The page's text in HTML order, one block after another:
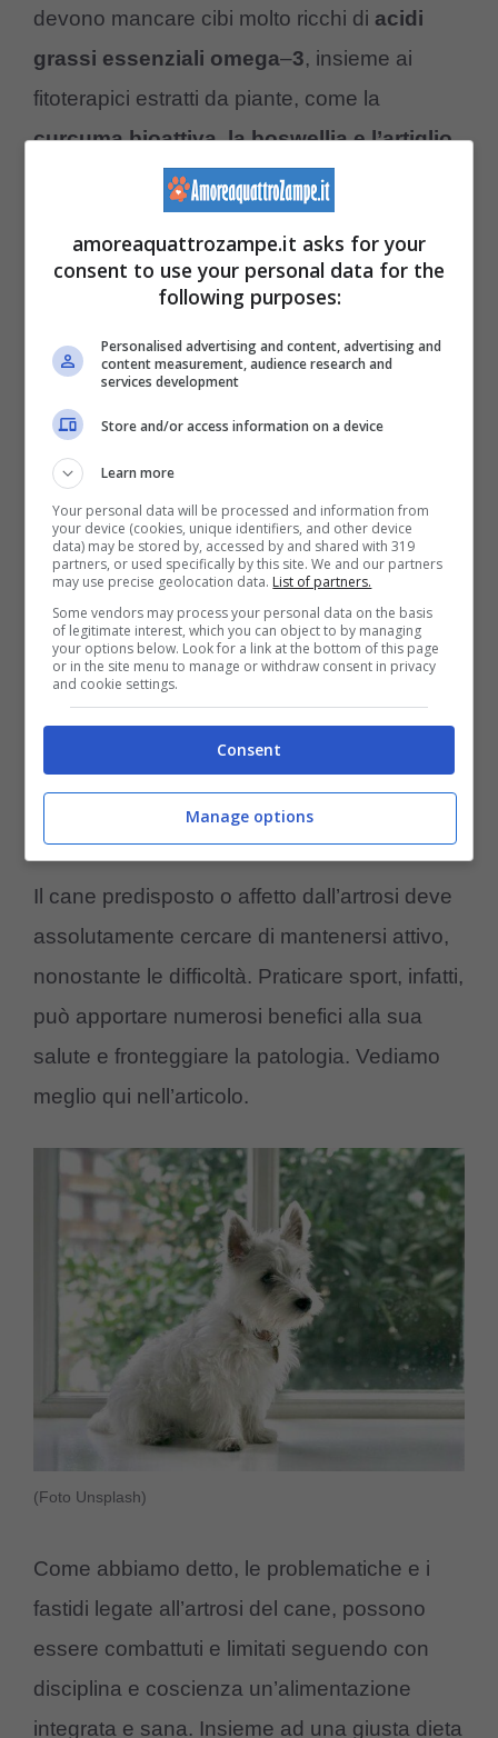
devono mancare cibi molto ricchi di acidi
grassi essenziali omega–3, insieme ai
fitoterapici estratti da piante, come la
curcuma bioattiva, la boswellia e l’artiglio
, capaci di bloccare
l’infiammazione alla nascita e, di
conseguenza, stimolando il sistema
immunitario e fermando il dolore in fido.
La dieta del cane dovrebbe essere quanto
piùfresca
antiossidanti
formarsi in lui anti-infiammatori utili a
proteggere l’organismo.
Potrebbe interessarti anche:Artrite nel
cane in estate: come affrontarla insieme a
Fido
Fido e l’artrosi: consigli per
la sua quotidianità
Il cane predisposto o affetto dall’artrosi deve
assolutamente cercare di mantenersi attivo,
nonostante le difficoltà. Praticare sport, infatti,
può apportare numerosi benefici alla sua
salute e fronteggiare la patologia. Vediamo
meglio qui nell’articolo.
(Foto Unsplash)
Come abbiamo detto, le problematiche e i
fastidi legate all’artrosi del cane, possono
essere combattuti e limitati seguendo con
disciplina e coscienza un’alimentazione
integrata e sana. Insieme ad una giusta dieta
amoreaquattrozampe.it asks for your
consent to use your personal data for the
following purposes:
Personalised advertising and content, advertising and
content measurement, audience research and
services development
Store and/or access information on a device
Learn more
Your personal data will be processed and information from
your device (cookies, unique identifiers, and other device
data) may be stored by, accessed by and shared with 319
partners, or used specifically by this site. We and our partners
may use precise geolocation data. List of partners.
Some vendors may process your personal data on the basis
of legitimate interest, which you can object to by managing
your options below. Look for a link at the bottom of this page
or in the site menu to manage or withdraw consent in privacy
and cookie settings.
Consent
Manage options